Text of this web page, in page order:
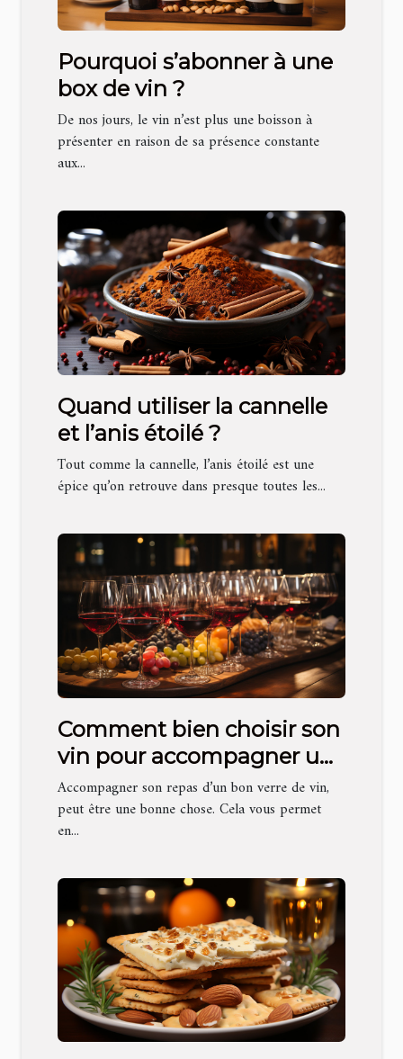
Pourquoi s’abonner à une
box de vin ?
De nos jours, le vin n’est plus une boisson à
présenter en raison de sa présence constante
aux...
Quand utiliser la cannelle
et l’anis étoilé ?
Tout comme la cannelle, l’anis étoilé est une
épice qu’on retrouve dans presque toutes les...
Comment bien choisir son
vin pour accompagner un
repas ?
Accompagner son repas d’un bon verre de vin,
peut être une bonne chose. Cela vous permet
en...